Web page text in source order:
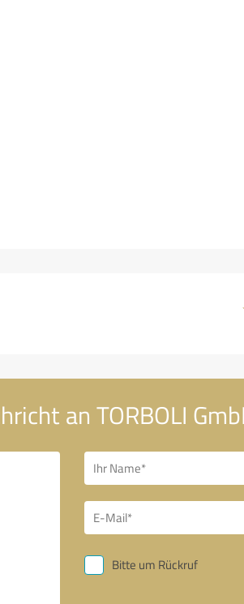
an TORBOLI
Bitte um Rückruf